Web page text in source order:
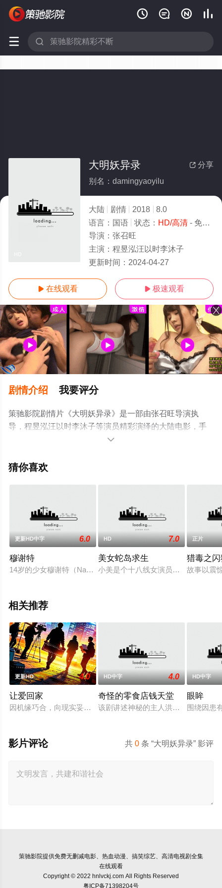
   
 
 分享
大明妖异录
别名：damingyaoyilu
大陆 剧情 2018
8.0
语言： 国语 状态： HD/高清- 免费在线观看
导演： 张召旺
主演： 程昱泓汪以时李沐子
更新时间： 2024-04-27
 在线观看  极速观看
剧情介绍 我要评分
策驰影院剧情片《大明妖异录》是一部由张召旺导演执
导，程昱泓汪以时李沐子等演员精彩演绎的大陆电影，手
机免费观看高清无删减完整版电影大全就来策驰电影网，
了解。

猜你喜欢
更新HD中字 6.0
穆谢特
14岁的少女穆谢特（Nadine Nortier 饰）生活在法国的乡间，她
HD 7.0
美女蛇岛求生
小美是个十八线女演员，性格开朗，
正片
猎毒之
故事以震
相关推荐
更新HD 4.0
让爱回家
因机缘巧合，向现实妥协的导演朱达仁萌生拍一部《河南人在
HD中字 4.0
奇怪的零食店钱天堂
该剧讲述神秘的主人洪子卖能够实现
HD中字
眼眸
围绕因患
共0 条 “大明妖异录” 影评
影片评论
策驰影院提供免费无删减电影、热血动漫、搞笑综艺、高清电视剧全集
在线观看
Copyright © 2022 hnlvckj.com All Rights Reserved
粤ICP备71398204号